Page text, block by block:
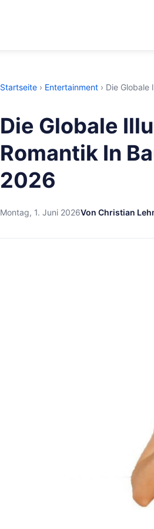
Startseite › Entertainment › Die Globale
Die Globale
Romantik In
2026
Montag, 1. Juni 2026Von Christian